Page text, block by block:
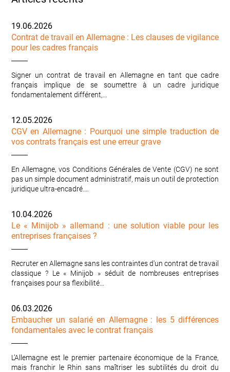
19.06.2026
Contrat de travail en Allemagne : Les clauses de vigilance
pour les cadres français
Signer un contrat de travail en Allemagne en tant que cadre
français implique de se soumettre à un cadre juridique
fondamentalement différent,…
12.05.2026
CGV en Allemagne : Pourquoi une simple traduction de
vos contrats français est une erreur grave
En Allemagne, vos Conditions Générales de Vente (CGV) ne sont
pas un simple document administratif, mais un outil de protection
juridique ultra-encadré.…
10.04.2026
Le « Minijob » allemand : une solution viable pour les
entreprises françaises ?
Recruter en Allemagne sans les contraintes d'un contrat de travail
classique ? Le « Minijob » séduit de nombreuses entreprises
françaises pour sa flexibilité…
06.03.2026
Embaucher un salarié en Allemagne : les 5 différences
fondamentales avec le contrat français
L’Allemagne est le premier partenaire économique de la France,
mais franchir le Rhin sans maîtriser les subtilités du droit du